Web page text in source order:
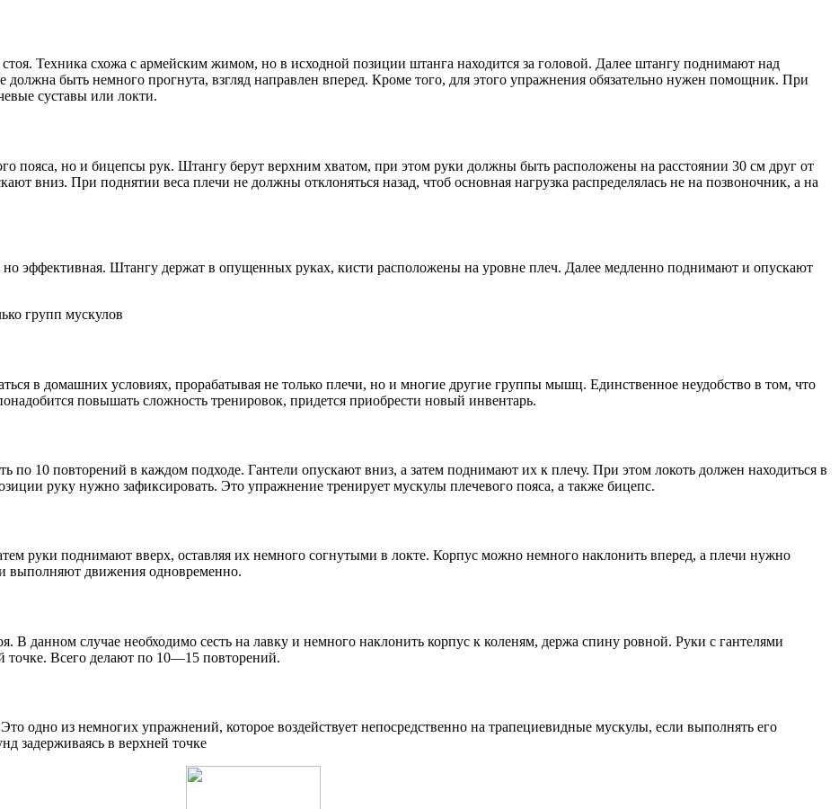
Техника схожа с армейским жимом, но в исходной позиции штанга находится за головой. Далее штангу поднимают над
быть немного прогнута, взгляд направлен вперед. Кроме того, для этого упражнения обязательно нужен помощник. При
суставы или локти.
пояса, но и бицепсы рук. Штангу берут верхним хватом, при этом руки должны быть расположены на расстоянии 30 см друг от
вниз. При поднятии веса плечи не должны отклоняться назад, чтоб основная нагрузка распределялась не на позвоночник, а на
эффективная. Штангу держат в опущенных руках, кисти расположены на уровне плеч. Далее медленно поднимают и опускают
групп мускулов
в домашних условиях, прорабатывая не только плечи, но и многие другие группы мышц. Единственное неудобство в том, что
повышать сложность тренировок, придется приобрести новый инвентарь.
по 10 повторений в каждом подходе. Гантели опускают вниз, а затем поднимают их к плечу. При этом локоть должен находиться в
руку нужно зафиксировать. Это упражнение тренирует мускулы плечевого пояса, а также бицепс.
руки поднимают вверх, оставляя их немного согнутыми в локте. Корпус можно немного наклонить вперед, а плечи нужно
выполняют движения одновременно.
В данном случае необходимо сесть на лавку и немного наклонить корпус к коленям, держа спину ровной. Руки с гантелями
точке. Всего делают по 10—15 повторений.
одно из немногих упражнений, которое воздействует непосредственно на трапециевидные мускулы, если выполнять его
задерживаясь в верхней точке